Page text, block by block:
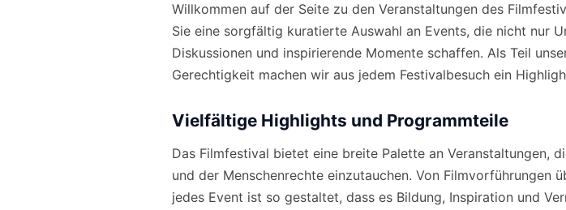
Willkommen auf der Seite zu den Veranstaltungen des
Sie eine sorgfältig kuratierte Auswahl an Events, die nicht nur
Diskussionen und inspirierende Momente schaffen. Als Teil
Gerechtigkeit machen wir aus jedem Festivalbesuch ein
Vielfältige Highlights und Programmteile
Das Filmfestival bietet eine breite Palette an Veranstaltungen,
und der Menschenrechte einzutauchen. Von Filmvorführungen
jedes Event ist so gestaltet, dass es Bildung, Inspiration und